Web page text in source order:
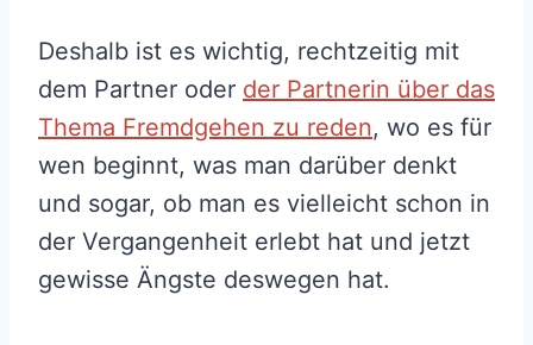
Deshalb ist es wichtig, rechtzeitig mit
dem Partner oder der Partnerin über das
Thema Fremdgehen zu reden, wo es für
wen beginnt, was man darüber denkt
und sogar, ob man es vielleicht schon in
der Vergangenheit erlebt hat und jetzt
gewisse Ängste deswegen hat.